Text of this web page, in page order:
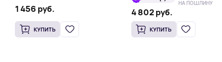
1 456 руб.
КУПИТЬ
НА ПОШЛИНУ
4 802 руб.
КУПИТЬ